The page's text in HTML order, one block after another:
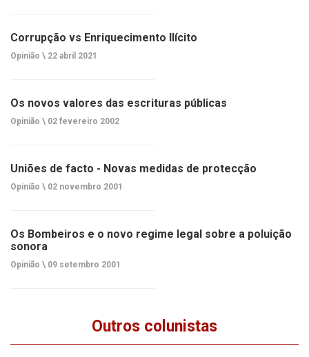
Corrupção vs Enriquecimento Ilícito
Opinião \ 22 abril 2021
Os novos valores das escrituras públicas
Opinião \ 02 fevereiro 2002
Uniões de facto - Novas medidas de protecção
Opinião \ 02 novembro 2001
Os Bombeiros e o novo regime legal sobre a poluição
sonora
Opinião \ 09 setembro 2001
Outros colunistas